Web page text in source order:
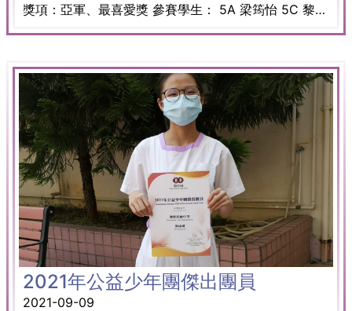
獎項：亞軍、最喜愛獎 參賽學生： 5A 梁筠怡 5C 黎奕濤 5D 何卓 5D 呂嶸韜
2021年公益少年團傑出團員
2021-09-09